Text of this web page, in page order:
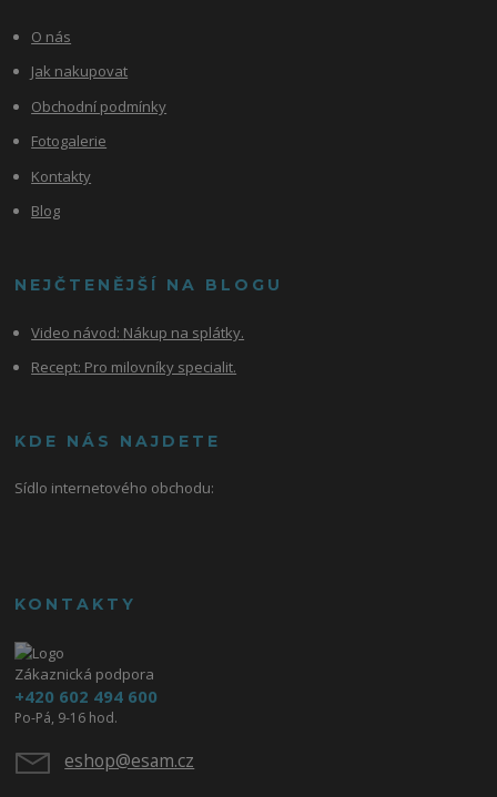
O nás
Jak nakupovat
Obchodní podmínky
Fotogalerie
Kontakty
Blog
NEJČTENĚJŠÍ NA BLOGU
Video návod: Nákup na splátky.
Recept: Pro milovníky specialit.
KDE NÁS NAJDETE
Sídlo internetového obchodu:
KONTAKTY
Zákaznická podpora
+420 602 494 600
Po-Pá, 9-16 hod.
eshop@esam.cz